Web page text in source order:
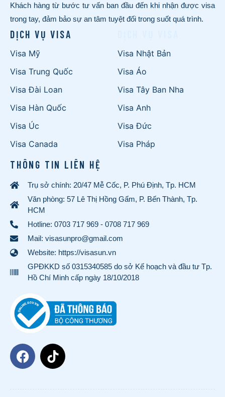
Khách hàng từ bước tư vấn ban đầu đến khi nhận được visa
trong tay, đảm bảo sự an tâm tuyệt đối trong suốt quá trình.
DỊCH VỤ VISA
Visa Mỹ
Visa Trung Quốc
Visa Đài Loan
Visa Hàn Quốc
Visa Úc
Visa Canada
Visa Nhật Bản
Visa Áo
Visa Tây Ban Nha
Visa Anh
Visa Đức
Visa Pháp
THÔNG TIN LIÊN HỆ
Trụ sở chính: 20/47 Mễ Cốc, P. Phú Định, Tp. HCM
Văn phòng: 57 Lê Thị Hồng Gấm, P. Bến Thành, Tp.
HCM
Hotline: 0703 717 969 - 0708 717 969
Mail: visasunpro@gmail.com
Website: https://visasun.vn
GPĐKKD số 0315340585 do sở Kế hoạch và đầu tư Tp.
Hồ Chí Minh cấp ngày 18/10/2018